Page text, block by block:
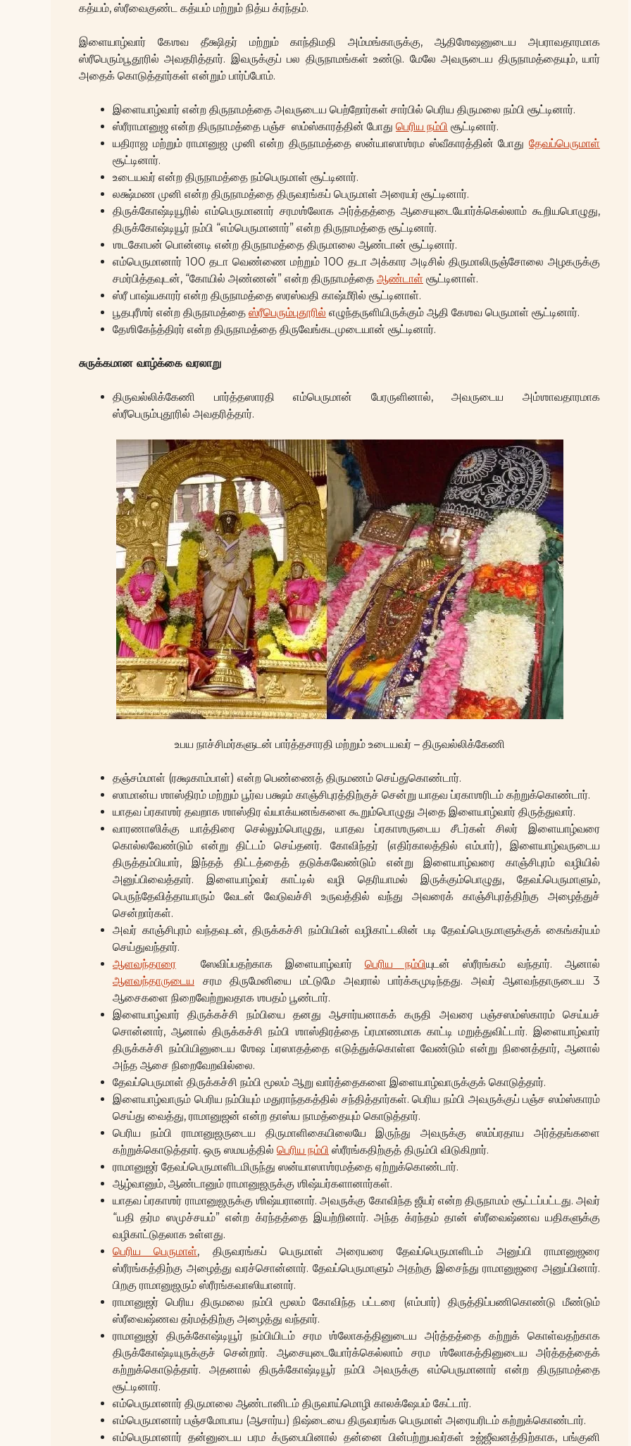
கத்யம், ஸ்ரீவைகுண்ட கத்யம் மற்றும் நித்ய க்ரந்தம்.
இளையாழ்வார் கேஶவ தீக்ஷிதர் மற்றும் காந்திமதி அம்மங்காருக்கு, ஆதிஶேஷனுடைய அபராவதாரமாக
ஸ்ரீபெரும்பூதூரில் அவதரித்தார். இவருக்குப் பல திருநாமங்கள் உண்டு. மேலே அவருடைய திருநாமத்தையும், யார்
அதைக் கொடுத்தார்கள் என்றும் பார்ப்போம்.
இளையாழ்வார் என்ற திருநாமத்தை அவருடைய பெற்றோர்கள் சார்பில் பெரிய திருமலை நம்பி சூட்டினார்.
ஸ்ரீராமானுஜ என்ற திருநாமத்தை பஞ்ச ஸம்ஸ்காரத்தின் போது பெரிய நம்பி சூட்டினார்.
யதிராஜ மற்றும் ராமானுஜ முனி என்ற திருநாமத்தை ஸன்யாஸாஶ்ரம ஸ்வீகாரத்தின் போது தேவப்பெருமாள்
சூட்டினார்.
உடையவர் என்ற திருநாமத்தை நம்பெருமாள் சூட்டினார்.
லக்ஷ்மண முனி என்ற திருநாமத்தை திருவரங்கப் பெருமாள் அரையர் சூட்டினார்.
திருக்கோஷ்டியூரில் எம்பெருமானார் சரமஶ்லோக அர்த்தத்தை ஆசையுடையோர்க்கெல்லாம் கூறியபொழுது,
திருக்கோஷ்டியூர் நம்பி “எம்பெருமானார்” என்ற திருநாமத்தை சூட்டினார்.
ஶடகோபன் பொன்னடி என்ற திருநாமத்தை திருமாலை ஆண்டான் சூட்டினார்.
எம்பெருமானார் 100 தடா வெண்ணை மற்றும் 100 தடா அக்கார அடிசில் திருமாலிருஞ்சோலை அழகருக்கு
சமர்பித்தவுடன், “கோயில் அண்ணன்” என்ற திருநாமத்தை ஆண்டாள் சூட்டினாள்.
ஸ்ரீ பாஷ்யகாரர் என்ற திருநாமத்தை ஸரஸ்வதி காஷ்மீரில் சூட்டினாள்.
பூதபுரீஶர் என்ற திருநாமத்தை ஸ்ரீபெரும்புதூரில் எழுந்தருளியிருக்கும் ஆதி கேஶவ பெருமாள் சூட்டினார்.
தேஶிகேந்த்திரர் என்ற திருநாமத்தை திருவேங்கடமுடையான் சூட்டினார்.
சுருக்கமான வாழ்க்கை வரலாறு
திருவல்லிக்கேணி பார்த்தஸாரதி எம்பெருமான் பேரருளினால், அவருடைய அம்ஶாவதாரமாக
ஸ்ரீபெரும்புதூரில் அவதரித்தார்.
உபய நாச்சிமர்களுடன் பார்த்தசாரதி மற்றும் உடையவர் – திருவல்லிக்கேணி
தஞ்சம்மாள் (ரக்ஷகாம்பாள்) என்ற பெண்ணைத் திருமணம் செய்துகொண்டார்.
ஸாமான்ய ஶாஸ்திரம் மற்றும் பூர்வ பக்ஷம் காஞ்சிபுரத்திற்குச் சென்று யாதவ ப்ரகாஶரிடம் கற்றுக்கொண்டார்.
யாதவ ப்ரகாஶர் தவறாக ஶாஸ்திர வ்யாக்யனங்களை கூறும்பொழுது அதை இளையாழ்வார் திருத்துவார்.
வாரணாஸிக்கு யாத்திரை செல்லும்பொழுது, யாதவ ப்ரகாஶருடைய சீடர்கள் சிலர் இளையாழ்வரை
கொல்லவேண்டும் என்று திட்டம் செய்தனர். கோவிந்தர் (எதிர்காலத்தில் எம்பார்), இளையாழ்வருடைய
திருத்தம்பியார், இந்தத் திட்டத்தைத் தடுக்கவேண்டும் என்று இளையாழ்வரை காஞ்சிபுரம் வழியில்
அனுப்பிவைத்தார். இளையாழ்வர் காட்டில் வழி தெரியாமல் இருக்கும்பொழுது, தேவப்பெருமாளும்,
பெருந்தேவித்தாயாரும் வேடன் வேடுவச்சி உருவத்தில் வந்து அவரைக் காஞ்சிபுரத்திற்கு அழைத்துச்
சென்றார்கள்.
அவர் காஞ்சிபுரம் வந்தவுடன், திருக்கச்சி நம்பியின் வழிகாட்டலின் படி தேவப்பெருமாளுக்குக் கைங்கர்யம்
செய்துவந்தார்.
ஆளவந்தாரை ஸேவிப்பதற்காக இளையாழ்வார் பெரிய நம்பியுடன் ஸ்ரீரங்கம் வந்தார். ஆனால்
ஆளவந்தாருடைய சரம திருமேனியை மட்டுமே அவரால் பார்க்கமுடிந்தது. அவர் ஆளவந்தாருடைய 3
ஆசைகளை நிறைவேற்றுவதாக ஶபதம் பூண்டார்.
இளையாழ்வார் திருக்கச்சி நம்பியை தனது ஆசார்யனாகக் கருதி அவரை பஞ்சஸம்ஸ்காரம் செய்யச்
சொன்னார், ஆனால் திருக்கச்சி நம்பி ஶாஸ்திரத்தை ப்ரமாணமாக காட்டி மறுத்துவிட்டார். இளையாழ்வார்
திருக்கச்சி நம்பியினுடைய ஶேஷ ப்ரஸாதத்தை எடுத்துக்கொள்ள வேண்டும் என்று நினைத்தார், ஆனால்
அந்த ஆசை நிறைவேறவில்லை.
தேவப்பெருமாள் திருக்கச்சி நம்பி மூலம் ஆறு வார்த்தைகளை இளையாழ்வாருக்குக் கொடுத்தார்.
இளையாழ்வாரும் பெரிய நம்பியும் மதுராந்தகத்தில் சந்தித்தார்கள். பெரிய நம்பி அவருக்குப் பஞ்ச ஸம்ஸ்காரம்
செய்து வைத்து, ராமானுஜன் என்ற தாஸ்ய நாமத்தையும் கொடுத்தார்.
பெரிய நம்பி ராமானுஜருடைய திருமாளிகையிலையே இருந்து அவருக்கு ஸம்ப்ரதாய அர்த்தங்களை
கற்றுக்கொடுத்தார். ஒரு ஸமயத்தில் பெரிய நம்பி ஸ்ரீரங்கதிற்குத் திரும்பி விடுகிறார்.
ராமானுஜர் தேவப்பெருமாளிடமிருந்து ஸன்யாஸாஶ்ரமத்தை ஏற்றுக்கொண்டார்.
ஆழ்வானும், ஆண்டானும் ராமானுஜருக்கு ஶிஷ்யர்களானார்கள்.
யாதவ ப்ரகாஶர் ராமானுஜருக்கு ஶிஷ்யரானார். அவருக்கு கோவிந்த ஜீயர் என்ற திருநாமம் சூட்டப்பட்டது. அவர்
“யதி தர்ம ஸமுச்சயம்” என்ற க்ரந்தத்தை இயற்றினார். அந்த க்ரந்தம் தான் ஸ்ரீவைஷ்ணவ யதிகளுக்கு
வழிகாட்டுதலாக உள்ளது.
பெரிய பெருமாள், திருவரங்கப் பெருமாள் அரையரை தேவப்பெருமாளிடம் அனுப்பி ராமானுஜரை
ஸ்ரீரங்கத்திற்கு அழைத்து வரச்சொன்னார். தேவப்பெருமாளும் அதற்கு இசைந்து ராமானுஜரை அனுப்பினார்.
பிறகு ராமானுஜரும் ஸ்ரீரங்கவாஸியானார்.
ராமானுஜர் பெரிய திருமலை நம்பி மூலம் கோவிந்த பட்டரை (எம்பார்) திருத்திப்பணிகொண்டு மீண்டும்
ஸ்ரீவைஷ்ணவ தர்மத்திற்கு அழைத்து வந்தார்.
ராமானுஜர் திருக்கோஷ்டியூர் நம்பியிடம் சரம ஶ்லோகத்தினுடைய அர்த்தத்தை கற்றுக் கொள்வதற்காக
திருக்கோஷ்டியுருக்குச் சென்றார். ஆசையுடையோர்க்கெல்லாம் சரம ஶ்லோகத்தினுடைய அர்த்தத்தைக்
கற்றுக்கொடுத்தார். அதனால் திருக்கோஷ்டியூர் நம்பி அவருக்கு எம்பெருமானார் என்ற திருநாமத்தை
சூட்டினார்.
எம்பெருமானார் திருமாலை ஆண்டானிடம் திருவாய்மொழி காலக்ஷேபம் கேட்டார்.
எம்பெருமானார் பஞ்சமோபாய (ஆசார்ய) நிஷ்டையை திருவரங்க பெருமாள் அரையரிடம் கற்றுக்கொண்டார்.
எம்பெருமானார் தன்னுடைய பரம க்ருபையினால் தன்னை பின்பற்றுபவர்கள் உஜ்ஜீவனத்திற்காக, பங்குனி